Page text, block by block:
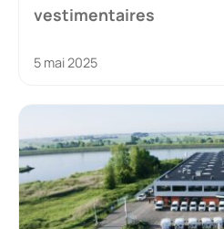
vestimentaires
5 mai 2025